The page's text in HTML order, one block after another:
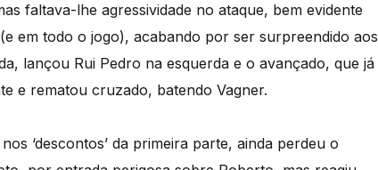
faltava-lhe agressividade no ataque, bem evidente
em todo o jogo), acabando por ser surpreendido aos
lançou Rui Pedro na esquerda e o avançado, que já
e rematou cruzado, batendo Vagner.
‘descontos’ da primeira parte, ainda perdeu o